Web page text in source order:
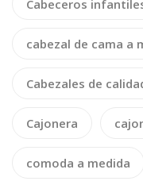
Cabeceros
cabezal de cama a
Cabezales de
Cajonera
comoda a medida